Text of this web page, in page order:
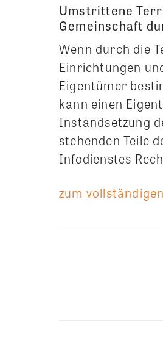
Umstrittene
Gemeinschaft
Wenn durch die
Einrichtungen
Eigentümer
kann einen
Instandsetzung
stehenden Teile
Infodienstes
zum